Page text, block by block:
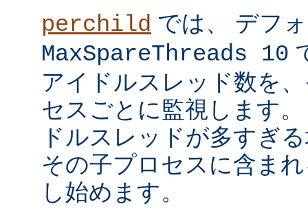
perchild では、 デフ
MaxSpareThreads 10
アイドルスレッド数を
セスごとに監視します
ドルスレッドが多すぎ
その子プロセスに含ま
し始めます。